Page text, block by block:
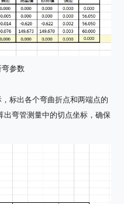
弯参数
标出各个弯曲折点和两端点的
出弯管测量中的切点坐标，确保